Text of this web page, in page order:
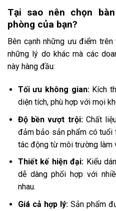
Tại sao nên chọn bàn
phòng của bạn?
Bên cạnh những ưu điểm
những lý do khác mà các
này hàng đầu:
Tối ưu không gian:Kích
diện tích, phù hợp với mọi
Độ bền vượt trội:Chất
đảm bảo sản phẩm có tuổi
tác động từ môi trường làm
Thiết kế hiện đại: Kiểu
dễ dàng phối hợp với
nhau.
Giá cả hợp lý: Sản phẩm